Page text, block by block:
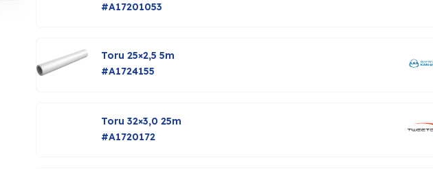
#A17201053
Toru 25×2,5 5m
#A1724155
Toru 32×3,0 25m
#A1720172